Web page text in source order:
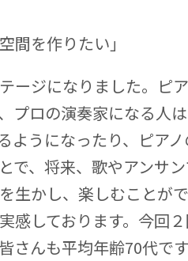
間を作りたい」
ージになりました。ピ
プロの演奏家になる人
ようになったり、ピア
で、将来、歌やアンサ
生かし、楽しむことが
感しております。今回
さんも平均年齢70代で